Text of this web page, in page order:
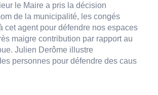
le Maire a pris la décision
de la municipalité, les congés
cet agent pour défendre nos espaces
maigre contribution par rapport au
Julien Derôme illustre
personnes pour défendre des caus